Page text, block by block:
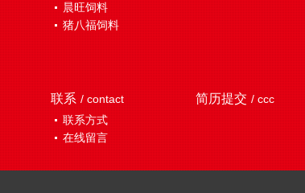
晨旺饲料
猪八福饲料
联系 / contact
联系方式
在线留言
简历提交 / ccc